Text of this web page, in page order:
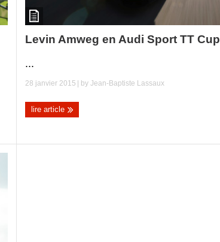
Levin Amweg en Audi Sport TT Cup
...
28 janvier 2015 | byJean-Baptiste Lassaux
lire article